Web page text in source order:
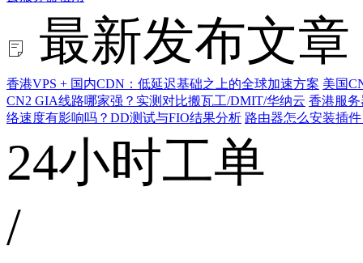
最新发布文章
香港VPS + 国内CDN：低延迟基础之上的全球加速方案 美国
CN2 GIA线路哪家强？实测对比搬瓦工/DMIT/华纳云 香港服
络速度有影响吗？DD测试与FIO结果分析 路由器怎么安装插
24小时工单
/